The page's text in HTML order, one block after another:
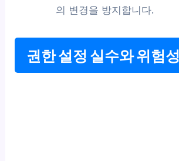
의 변경을 방지합니다.
권한 설정 실수와 위험성